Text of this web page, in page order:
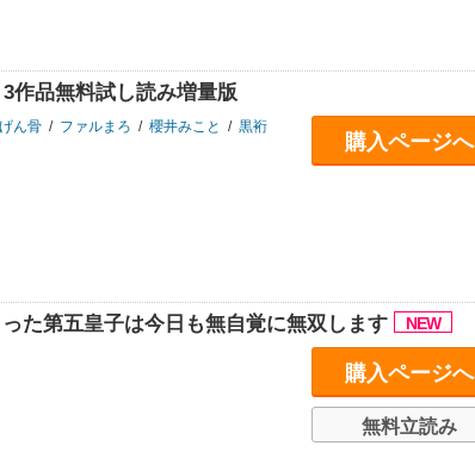
作品無料試し読み増量版
ん骨 / ファルまろ / 櫻井みこと / 黒裄
購入ページへ
た第五皇子は今日も無自覚に無双します
購入ページへ
無料立読み